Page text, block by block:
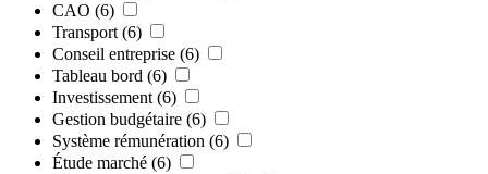
CAO (6)
Transport (6)
Conseil entreprise (6)
Tableau bord (6)
Investissement (6)
Gestion budgétaire (6)
Système rémunération (6)
Étude marché (6)